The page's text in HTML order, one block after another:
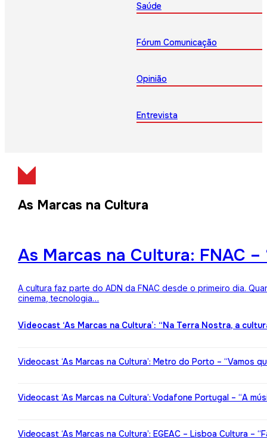
Saúde
Fórum Comunicação
Opinião
Entrevista
As Marcas na Cultura
As Marcas na Cultura: FNAC
A cultura faz parte do ADN da FNAC desde o primeiro dia.
cinema, tecnologia…
Videocast ‘As Marcas na Cultura’: “Na Terra Nostra, a
Videocast ‘As Marcas na Cultura’: Metro do Porto –
Videocast ‘As Marcas na Cultura’: Vodafone Portugal – “A
Videocast ‘As Marcas na Cultura’: EGEAC – Lisboa Cultura